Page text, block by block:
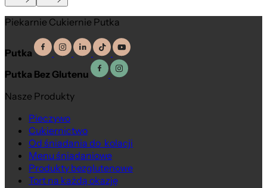
Piekarnie Cukiernie Putka
Putka
Putka Bez Glutenu
Nasze Produkty
Pieczywo
Cukiernictwo
Od śniadania do kolacji
Menu śniadaniowe
Produkty bezglutenowe
Tort na każdą okazję